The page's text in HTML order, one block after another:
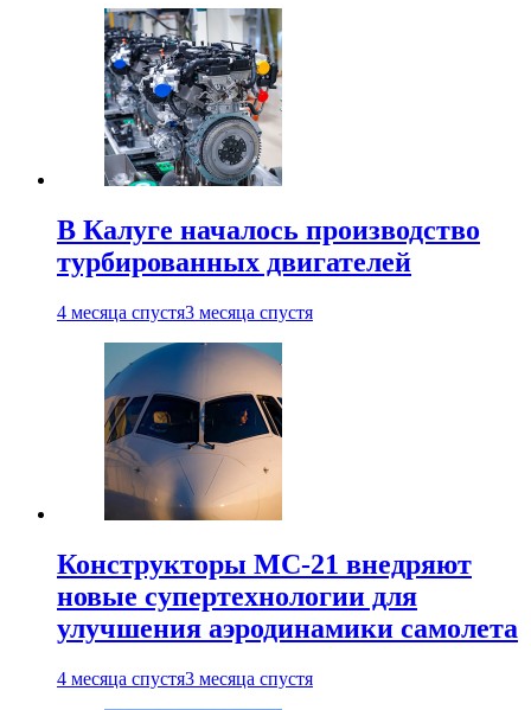
В Калуге началось производство
турбированных двигателей
4 месяца спустя3 месяца спустя
Конструкторы МС-21 внедряют
новые супертехнологии для
улучшения аэродинамики самолета
4 месяца спустя3 месяца спустя